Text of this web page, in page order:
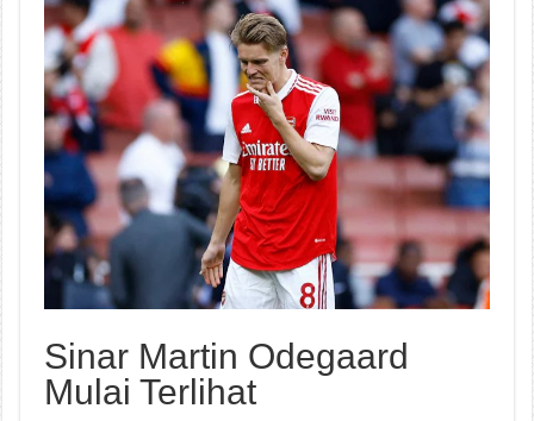
Sinar Martin Odegaard
Mulai Terlihat